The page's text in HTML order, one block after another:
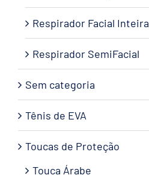
Respirador Facial Inteira
Respirador SemiFacial
Sem categoria
Tênis de EVA
Toucas de Proteção
Touca Árabe